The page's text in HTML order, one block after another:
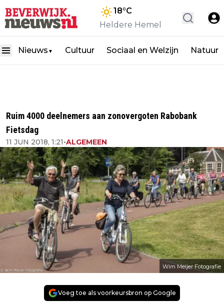
18°C
Heldere Hemel
Nieuws ▼ Cultuur Sociaal en Welzijn Natuur
Ruim 4000 deelnemers aan zonovergoten Rabobank
Fietsdag
11 JUN 2018, 1:21•ALGEMEEN
Wim Meijer Fotografie
Voeg toe als voorkeursbron op Google